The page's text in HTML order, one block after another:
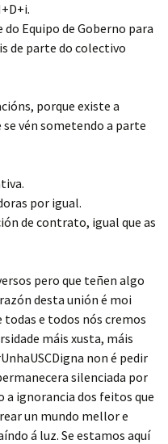
Equipo de Goberno para
de parte do colectivo
porque existe a
vén sometendo a parte
por igual.
de contrato, igual que as
pero que teñen algo
desta unión é moi
todas e todos nós cremos
máis xusta, máis
non é pedir
silenciada por
a ignorancia dos feitos que
un mundo mellor e
á luz. Se estamos aquí